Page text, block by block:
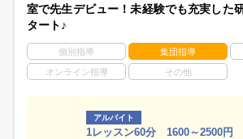
室で先生デビュー！未経験でも充実した
タート♪
個別指導 集団指導
オンライン指導 その他
アルバイト
1レッスン60分 1600～2500円